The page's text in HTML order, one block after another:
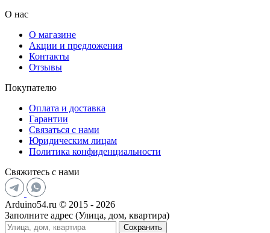
О нас
О магазине
Акции и предложения
Контакты
Отзывы
Покупателю
Оплата и доставка
Гарантии
Связаться с нами
Юридическим лицам
Политика конфиденциальности
Свяжитесь с нами
Arduino54.ru © 2015 - 2026
Заполните адрес (Улица, дом, квартира)
Сохранить